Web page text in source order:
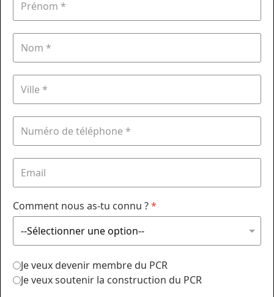
Comment nous as-tu connu ?*
Je veux devenir membre du PCR
Je veux soutenir la construction du PCR